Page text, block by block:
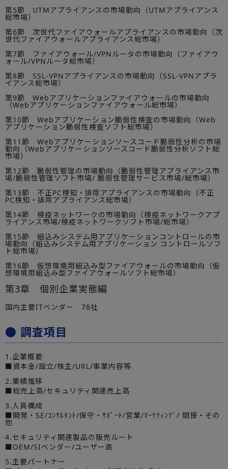
第5節 UTMアプライアンスの市場動向（UTMアプライアンス
総市場）
第6節 次世代ファイアウォールアプライアンスの市場動向（次
世代ファイアウォールアプライアンス総市場）
第7節 ファイアウォール/VPNルータの市場動向（ファイアウ
ォール/VPNルータ総市場）
第8節 SSL-VPNアプライアンスの市場動向（SSL-VPNアプラ
イアンス総市場）
第9節 Webアプリケーションファイアウォールの市場動向
（Webアプリケーションファイアウォール総市場）
第10節 Webアプリケーション脆弱性検査の市場動向（Web
アプリケーション脆弱性検査ソフト総市場）
第11節 Webアプリケーションソースコード脆弱性分析の市場
動向（Webアプリケーションソースコード脆弱性分析ソフト総
市場）
第12節 脆弱性管理の市場動向（脆弱性管理アプライアンス市
場/脆弱性管理ソフト市場/ 脆弱性管理サービス市場/総市場）
第13節 不正PC検知・排除アプライアンスの市場動向（不正
PC検知・排除アプライアンス総市場）
第14節 検疫ネットワークの市場動向（検疫ネットワークアプ
ライアンス市場/検疫ネットワークソフト市場/総市場）
第15節 組込みシステム用アプリケーションコントロールの市
場動向（組込みシステム用アプリケーション コントロールソフ
ト総市場）
第16節 仮想環境用組込み型ファイアウォールの市場動向（仮
想環境用組込み型ファイアウォールソフト総市場）
第3章 個別企業実態編
国内主要ITベンダー 78社
● 調査項目
1.企業概要
■資本金/設立/株主/URL/事業内容等
2.業績推移
■総売上高/セキュリティ関連売上高
3.人員構成
■開発・SE/ｺﾝｻﾙﾀﾝﾄ/保守・ｻﾎﾟｰﾄ/営業/ﾏｰｹﾃｨﾝｸﾞ/ 間接・その
他
4.セキュリティ関連製品の販売ルート
■OEM/SIベンダー/ユーザー直
5.主要パートナー